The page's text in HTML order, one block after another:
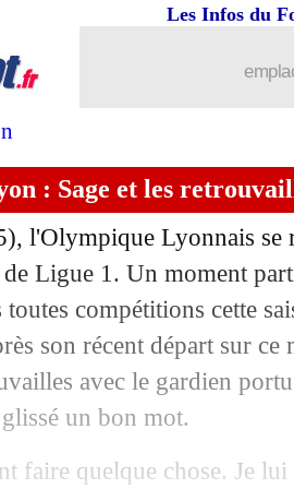
Les Infos du
: Sage et les
l'Olympique Lyonnais se
de Ligue 1. Un moment
toutes compétitions cette
son récent départ sur
avec le gardien
un bon mot.
faire quelque chose. Je
retourné superbe
et Dortmund frustrés
perd avant le PSG
se rassure
Garcia voit du
renverse Côme
Galtier, Fournier amer
insiste pour Benrahma